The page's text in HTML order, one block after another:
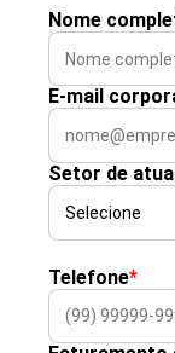
Nome
E-mail
Setor de
Telefone*